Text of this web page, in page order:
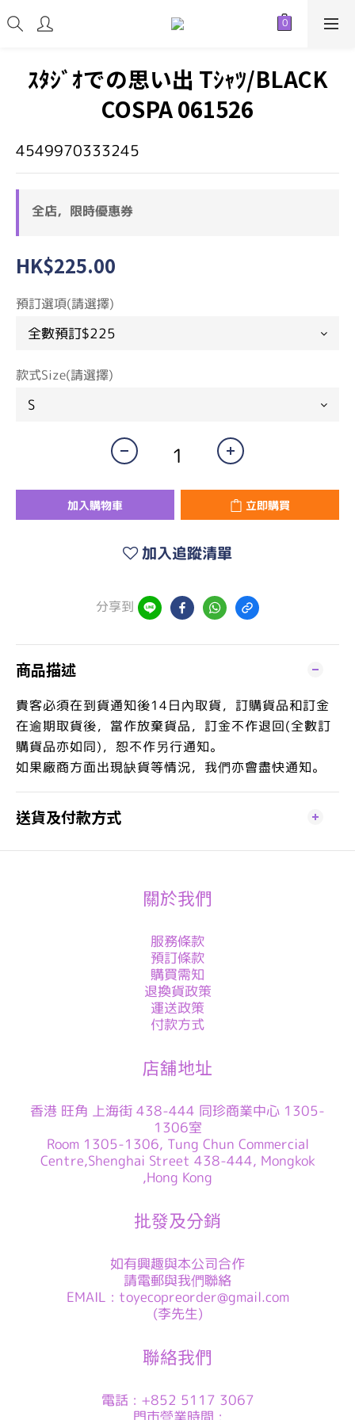
ｽﾀｼﾞｵでの思い出 Tｼｬﾂ/BLACK
COSPA 061526
4549970333245
全店，限時優惠券
HK$225.00
預訂選項(請選擇)
款式Size(請選擇)
加入購物車 立即購買
加入追蹤清單
分享到
商品描述
貴客必須在到貨通知後14日內取貨，訂購貨品和訂金
在逾期取貨後，當作放棄貨品，訂金不作退回(全數訂
購貨品亦如同)，恕不作另行通知。
如果廠商方面出現缺貨等情況，我們亦會盡快通知。
送貨及付款方式
關於我們
服務條款
預訂條款
購買需知
退換貨政策
運送政策
付款方式
店舖地址
香港 旺角 上海街 438-444 同珍商業中心 1305-
1306室
Room 1305-1306, Tung Chun Commercial
Centre,Shenghai Street 438-444, Mongkok
,Hong Kong
批發及分銷
如有興趣與本公司合作
請電郵與我們聯絡
EMAIL : toyecopreorder@gmail.com
(李先生)
聯絡我們
電話 : +852 5117 3067
門市營業時間 :